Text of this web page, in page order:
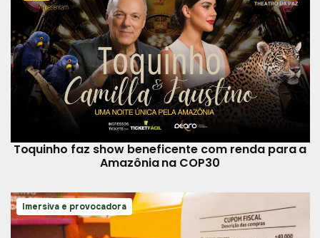
Toquinho faz show beneficente com renda para a
Amazônia na COP30
Imersiva e provocadora